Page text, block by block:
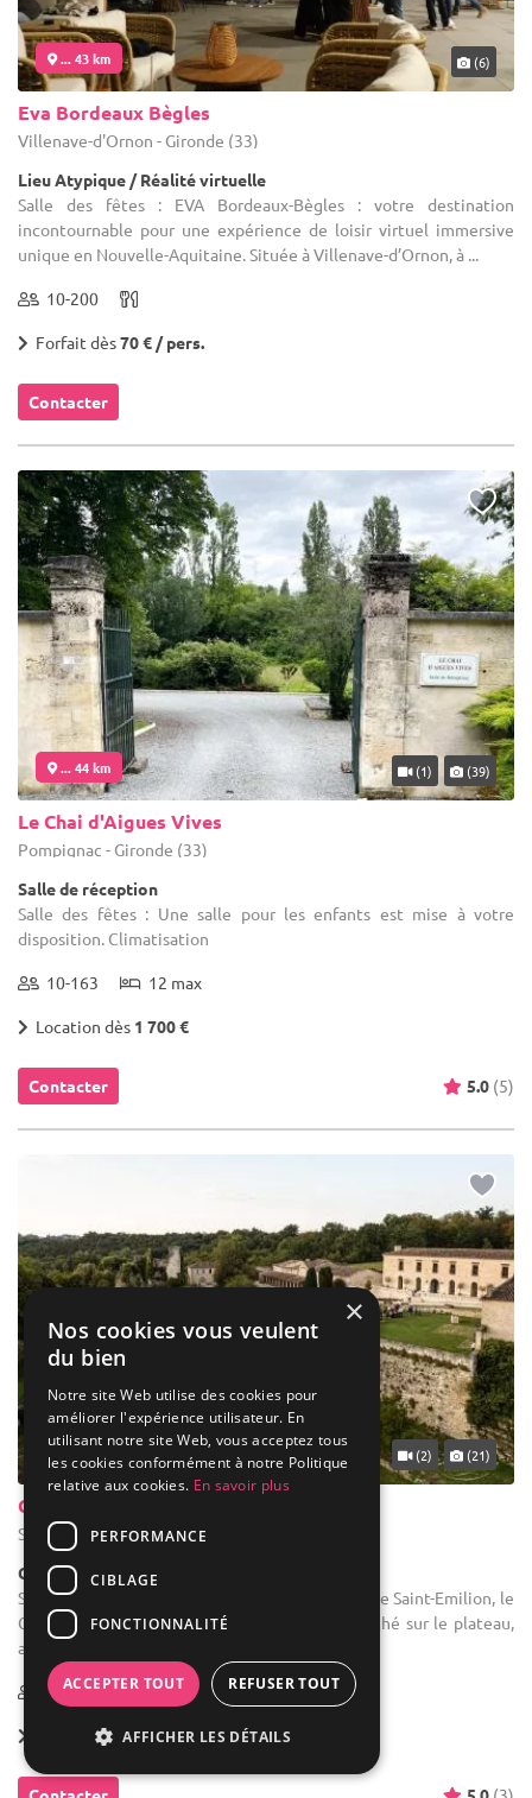
... 43 km (6)
Eva Bordeaux Bègles
Villenave-d'Ornon - Gironde (33)
Lieu Atypique / Réalité virtuelle
Salle des fêtes : EVA Bordeaux-Bègles : votre destination
incontournable pour une expérience de loisir virtuel immersive
unique en Nouvelle-Aquitaine. Située à Villenave-d’Ornon, à ...
10-200
Forfait dès70 € / pers.
Contacter
... 44 km (1) (39)
Le Chai d'Aigues Vives
Pompignac - Gironde (33)
Salle de réception
Salle des fêtes : Une salle pour les enfants est mise à votre
disposition. Climatisation
10-163 12 max
Location dès 1 700 €
Contacter 5.0 (5)
... 46 km (2) (21)
Château d'Aiguilhe
Saint-Philippe-d'Aiguille - Gironde (33)
Château
Salle des fêtes : Situé à seulement 15 minutes de Saint-Emilion, le
Château d’Aiguilhe offre un cadre privilégié niché sur le plateau,
au cœur de l’appellation viticole ...
20-400
Forfait dès 3 950 €
×
Nos cookies vous veulent
du bien
Notre site Web utilise des cookies pour
améliorer l'expérience utilisateur. En
utilisant notre site Web, vous acceptez tous
les cookies conformément à notre Politique
relative aux cookies. En savoir plus
PERFORMANCE
CIBLAGE
FONCTIONNALITÉ
ACCEPTER TOUT REFUSER TOUT
AFFICHER LES DÉTAILS